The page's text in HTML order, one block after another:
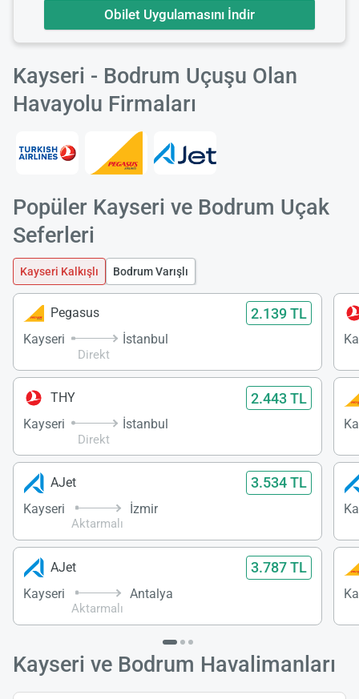
Obilet Uygulamasını İndir
Kayseri - Bodrum Uçuşu Olan
Havayolu Firmaları
Popüler Kayseri ve Bodrum Uçak
Seferleri
Kayseri Kalkışlı Bodrum Varışlı
Pegasus 2.139 TL
Kayseri
Direkt
İstanbul
THY 2.443 TL
Kayseri
Direkt
İstanbul
AJet 3.534 TL
Kayseri
Aktarmalı
İzmir
AJet 3.787 TL
Kayseri
Aktarmalı
Antalya
Kayseri ve Bodrum Havalimanları